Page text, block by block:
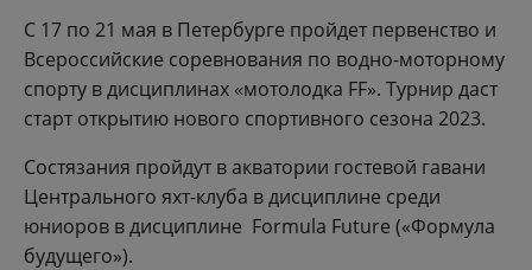
С 17 по 21 мая в Петербурге пройдет первенство и
Всероссийские соревнования по водно-моторному
спорту в дисциплинах «мотолодка FF». Турнир даст
старт открытию нового спортивного сезона 2023.
Состязания пройдут в акватории гостевой гавани
Центрального яхт-клуба в дисциплине среди
юниоров в дисциплине Formula Future («Формула
будущего»).